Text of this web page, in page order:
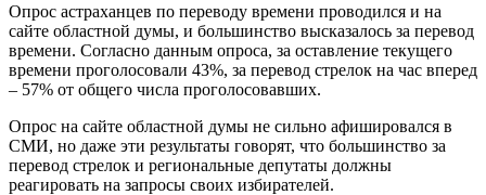
Опрос астраханцев по переводу времени проводился и на
сайте областной думы, и большинство высказалось за перевод
времени. Согласно данным опроса, за оставление текущего
времени проголосовали 43%, за перевод стрелок на час вперед
– 57% от общего числа проголосовавших.
Опрос на сайте областной думы не сильно афишировался в
СМИ, но даже эти результаты говорят, что большинство за
перевод стрелок и региональные депутаты должны
реагировать на запросы своих избирателей.